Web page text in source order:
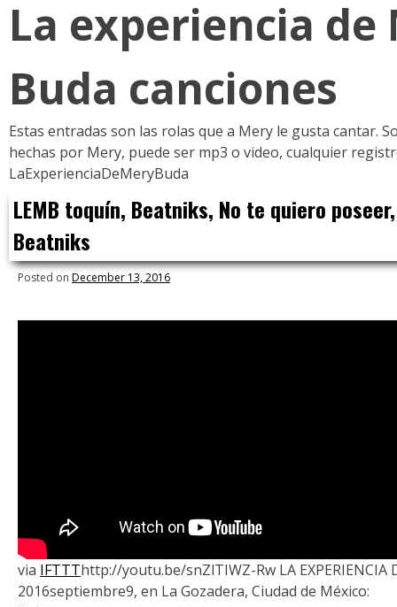
to
content
La experiencia de
Buda canciones
Estas entradas son las rolas que a Mery le gusta cantar.
hechas por Mery, puede ser mp3 o video, cualquier
LaExperienciaDeMeryBuda
LEMB toquín, Beatniks, No te quiero
Beatniks
Posted on December 13, 2016
via IFTTThttp://youtu.be/snZlTIWZ-Rw LA EXPERIENCIA
2016septiembre9, en La Gozadera, Ciudad de México: